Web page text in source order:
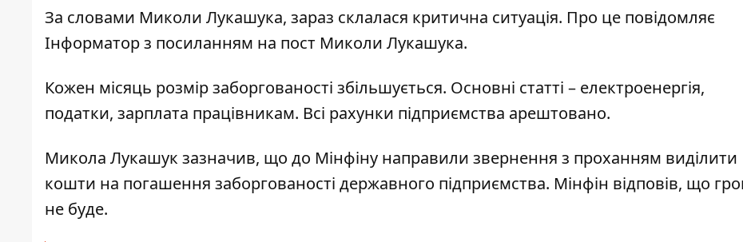
За словами Миколи Лукашука, зараз склалася критична ситуація. Про це повідомляє
Інформатор з посиланням на пост Миколи Лукашука.
Кожен місяць розмір заборгованості збільшується. Основні статті – електроенергія,
податки, зарплата працівникам. Всі рахунки підприємства арештовано.
Микола Лукашук зазначив, що до Мінфіну направили звернення з проханням виділити
кошти на погашення заборгованості державного підприємства. Мінфін відповів, що
не буде.